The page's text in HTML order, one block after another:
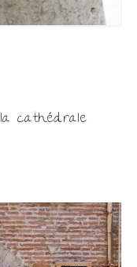
cathédrale